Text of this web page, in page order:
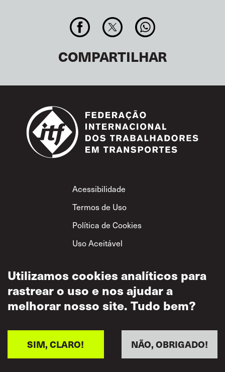
COMPARTILHAR
Footer
Acessibilidade
Termos de Uso
Política de Cookies
Uso Aceitável
Privacidade
Política de Respeito
Utilizamos cookies analíticos para
rastrear o uso e nos ajudar a
melhorar nosso site. Tudo bem?
NÃO, OBRIGADO!
SIM, CLARO!